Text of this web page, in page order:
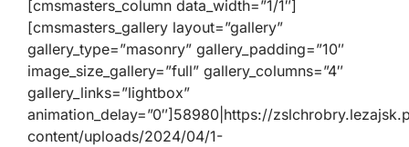
[cmsmasters_column data_width=”1/1″]
[cmsmasters_gallery layout=”gallery”
gallery_type=”masonry” gallery_padding=”10″
image_size_gallery=”full” gallery_columns=”4″
gallery_links=”lightbox”
animation_delay=”0″]58980|https://
content/uploads/2024/04/1-